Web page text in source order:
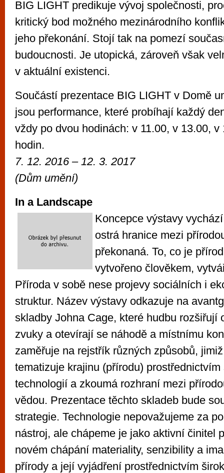
BIG LIGHT predikuje vývoj společnosti,
kritický bod možného mezinárodního
jeho překonání. Stojí tak na pomezí
budoucnosti. Je utopická, zároveň však
v aktuální existenci.
Součástí prezentace BIG LIGHT v Domě
jsou performance, které probíhají každý
vždy po dvou hodinách: v 11.00, v 13.00, v
hodin.
7. 12. 2016 – 12. 3. 2017
(Dům umění)
In a Landscape
Koncepce výstavy
ostrá hranice mezi
překonaná. To, co je
vytvořeno člověkem,
Příroda v sobě nese projevy sociálních i
struktur. Název výstavy odkazuje na
skladby Johna Cage, které hudbu rozšiřují
zvuky a otevírají se náhodě a místnímu
zaměřuje na rejstřík různých způsobů,
tematizuje krajinu (přírodu)
technologií a zkoumá rozhraní mezi
vědou. Prezentace těchto skladeb bude
strategie. Technologie nepovažujeme za
nástroj, ale chápeme je jako aktivní činitel
novém chápání materiality, senzibility a
přírody a její vyjádření prostřednictvím